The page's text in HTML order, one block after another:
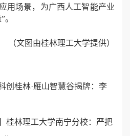
用场景，为广西人工智能产业
（文图由桂林理工大学提供）
创桂林·雁山智慧谷揭牌：李
桂林理工大学南宁分校：严把